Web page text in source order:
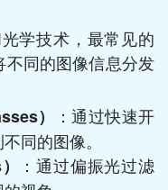
学技术，最常见的
同的图像信息分发
）
：通过快速开
同的图像。
：通过偏振光过滤